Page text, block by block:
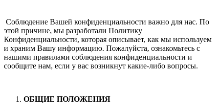
Соблюдение Вашей конфиденциальности важно для нас. По
этой причине, мы разработали Политику
Конфиденциальности, которая описывает, как мы используем
и храним Вашу информацию. Пожалуйста, ознакомьтесь с
нашими правилами соблюдения конфиденциальности и
сообщите нам, если у вас возникнут какие-либо вопросы.
ОБЩИЕ ПОЛОЖЕНИЯ